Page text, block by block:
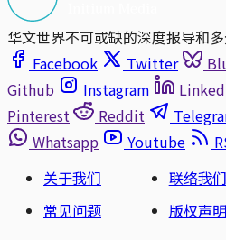
华文世界不可或缺的深度报导和
Facebook
Twitter
Github
Instagram
Pinterest
Reddit
Whatsapp
Youtube
关于我们
联络我们
常见问题
版权声明